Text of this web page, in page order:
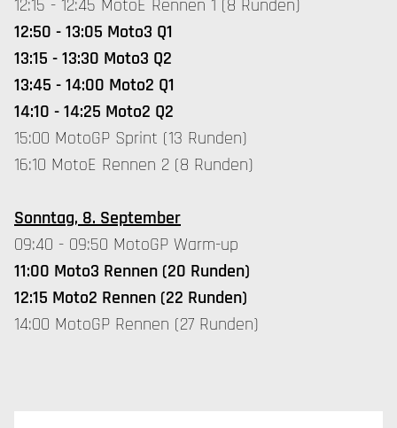
12:15 - 12:45 MotoE Rennen 1 (8 Runden)
12:50 - 13:05 Moto3 Q1
13:15 - 13:30 Moto3 Q2
13:45 - 14:00 Moto2 Q1
14:10 - 14:25 Moto2 Q2
15:00 MotoGP Sprint (13 Runden)
16:10 MotoE Rennen 2 (8 Runden)
Sonntag, 8. September
09:40 - 09:50 MotoGP Warm-up
11:00 Moto3 Rennen (20 Runden)
12:15 Moto2 Rennen (22 Runden)
14:00 MotoGP Rennen (27 Runden)